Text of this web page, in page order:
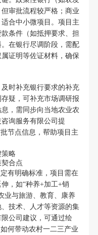
审批流程较严格；商业
合中小微项目。项目主
条件（如抵押要求、担
在银行尽调阶段，需配
证明等佐证材料，确保
时补充银行要求的补充
疑，可补充市场调研报
，需同步向当地农业农
询服务有限公司提
节点信息，帮助项目主
策略
契合点
有明确标准，项目需在
，如“种养+加工+销
业与旅游、教育、康养
技术、人才等资源的集
公司建议，可通过绘
何带动农村一二三产业